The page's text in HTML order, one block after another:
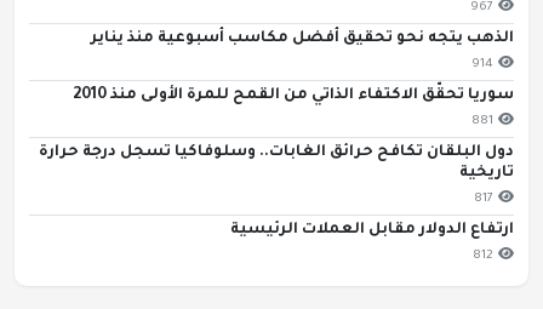
967
الذهب يتجه نحو تحقيق أفضل مكاسب أسبوعية منذ يناير
914
سوريا تحقّق الاكتفاء الذاتي من القمح للمرة الأولى منذ 2010
881
دول البلقان تكافح حرائق الغابات.. وسلوفاكيا تسجل درجة حرارة
تاريخية
817
ارتفاع الدولار مقابل العملات الرئيسية
812